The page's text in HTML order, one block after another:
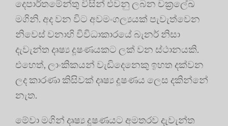
දෙපාර්තමේන්තු විසින් එවනු ලබන චක්‍රලේඛ
මගිනි. අද වන විට අවමංගල්‍යයක් පැවැත්වෙන
නිවෙස් වනාහි විවිධාකාරයේ බැනර් නිසා
දැවැන්ත දෘෂ්‍ය දූෂණයකට ලක් වන ස්ථානයකි.
එහෙත්, ලාංකිකයන් වැඩිදෙනෙකු ඉහත දක්වන
ලද කාරණා කිසිවක් දෘෂ්‍ය දූෂණය ලෙස දකින්නේ
නැත.
මේවා මගින් දෘෂ්‍ය දූෂණයට අමතරව දැවැන්ත